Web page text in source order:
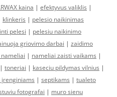
kaina | efektyvus valiklis |
klinkeris | pelesio naikinimas
pelesi | pelesiu naikinimo
griovimo darbai | zaidimo
| nameliai zaisti vaikams |
| toneriai | kaseciu pildymas vilnius |
| septikams | tualeto
fotografai | muro sienu